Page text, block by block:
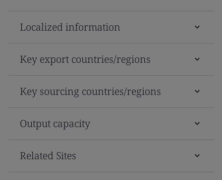
Localized information
Key export countries/regions
Key sourcing countries/regions
Output capacity
Related Sites